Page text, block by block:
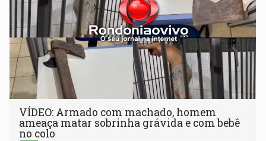
VÍDEO: Armado com machado, homem
ameaça matar sobrinha grávida e com bebê
no colo